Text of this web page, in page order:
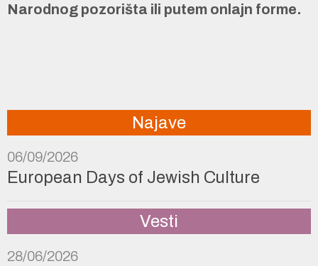
Narodnog pozorišta ili putem onlajn forme.
Najave
06/09/2026
European Days of Jewish Culture
Vesti
28/06/2026